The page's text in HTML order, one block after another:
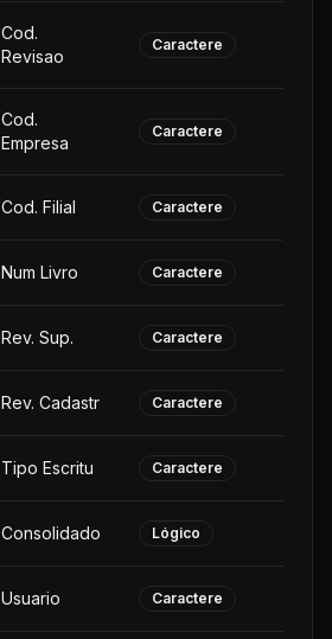
Cod.
Revisao
Caractere
Cod.
Empresa
Caractere
Cod. Filial Caractere
Num Livro Caractere
Rev. Sup. Caractere
Rev. Cadastr Caractere
Tipo Escritu Caractere
Consolidado Lógico
Usuario Caractere